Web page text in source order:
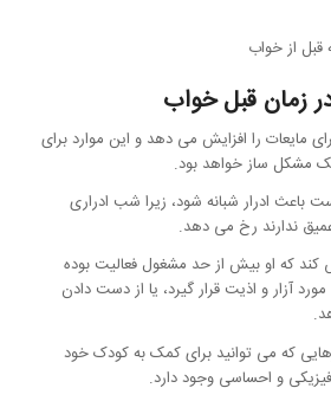
قبل از خواب
زمان قبل خواب
مایعات را افزایش می دهد و این موارد برای
مشکل ساز خواهد بود.
ادرار شبانه شود، زیرا شب ادراری
ندارند رخ می دهد.
که او بیش از حد مشغول فعالیت بوده
آزار و اذیت قرار گیرد، یا از دست دادن
که می توانید برای کمک به کودک خود
و احساسی وجود دارد.